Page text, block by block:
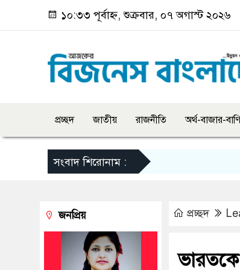
১০:৩৩ পূর্বাহ্ন, শুক্রবার, ০৭ অগাস্ট ২০২৬
প্রচ্ছদ জাতীয় রাজনীতি অর্থ-বাজার-
সংবাদ শিরোনাম :
প্রচ্ছদ
ভারতকে
জনপ্রিয়